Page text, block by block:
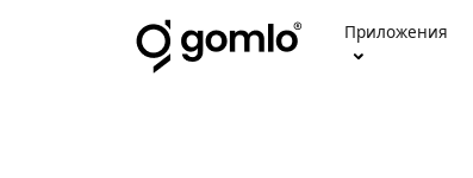
Приложения